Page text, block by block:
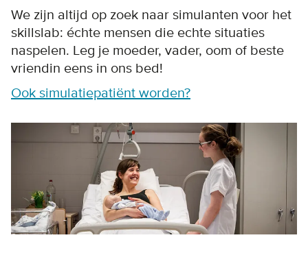
We zijn altijd op zoek naar simulanten voor het
skillslab: échte mensen die echte situaties
naspelen. Leg je moeder, vader, oom of beste
vriendin eens in ons bed!
Ook simulatiepatiënt worden?